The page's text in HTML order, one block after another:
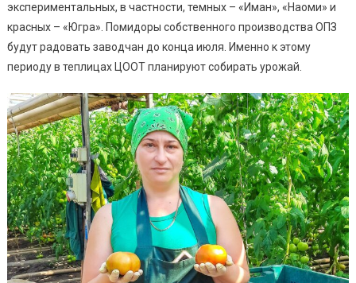
экспериментальных, в частности, темных – «Иман», «Наоми» и
красных – «Югра». Помидоры собственного производства ОПЗ
будут радовать заводчан до конца июля. Именно к этому
периоду в теплицах ЦООТ планируют собирать урожай.